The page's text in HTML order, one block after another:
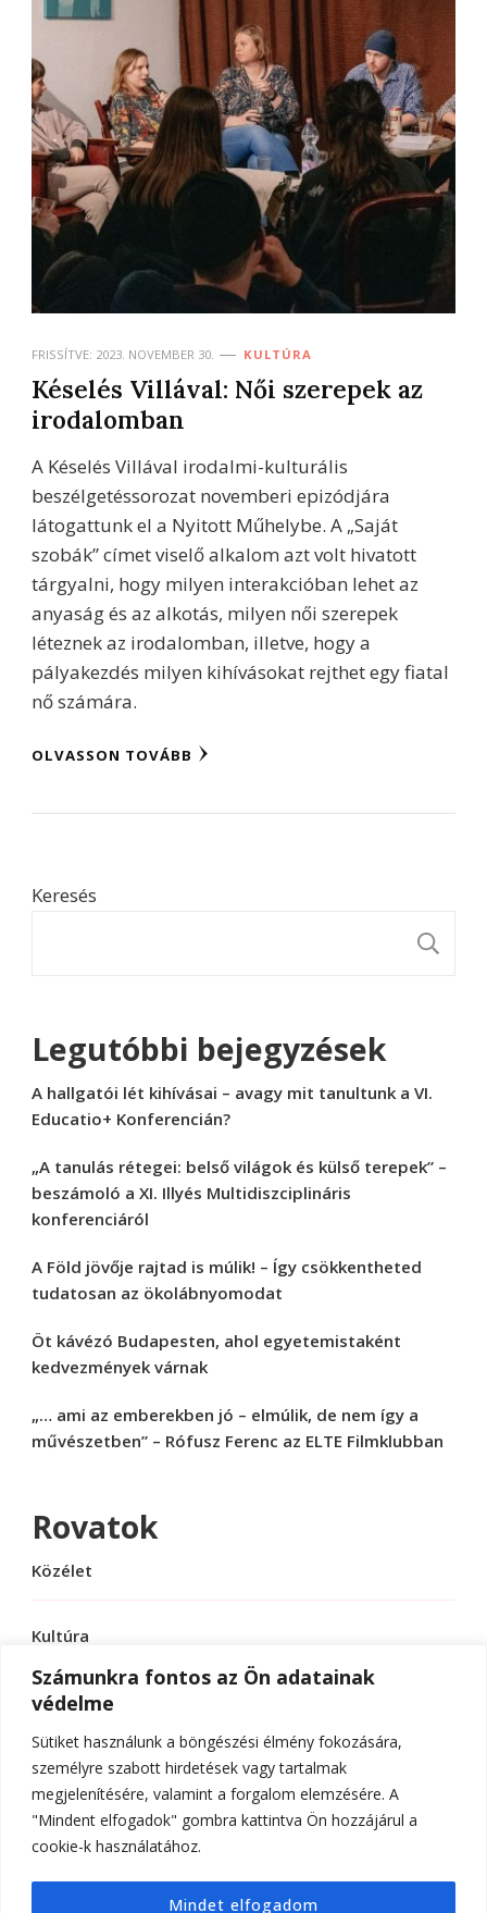
Számunkra fontos az Ön adatainak
védelme
Sütiket használunk a böngészési élmény fokozására,
személyre szabott hirdetések vagy tartalmak
megjelenítésére, valamint a forgalom elemzésére. A
"Mindent elfogadok" gombra kattintva Ön hozzájárul a
cookie-k használatához.
Mindet elfogadom
FRISSÍTVE: 2023. NOVEMBER 30. KULTÚRA
Késelés Villával: Női szerepek az
irodalomban
A Késelés Villával irodalmi-kulturális
beszélgetéssorozat novemberi epizódjára
látogattunk el a Nyitott Műhelybe. A „Saját
szobák” címet viselő alkalom azt volt hivatott
tárgyalni, hogy milyen interakcióban lehet az
anyaság és az alkotás, milyen női szerepek
léteznek az irodalomban, illetve, hogy a
pályakezdés milyen kihívásokat rejthet egy fiatal
nő számára.
OLVASSON TOVÁBB
Keresés
Legutóbbi bejegyzések
A hallgatói lét kihívásai – avagy mit tanultunk a VI.
Educatio+ Konferencián?
„A tanulás rétegei: belső világok és külső terepek” –
beszámoló a XI. Illyés Multidiszciplináris
konferenciáról
A Föld jövője rajtad is múlik! – Így csökkentheted
tudatosan az ökolábnyomodat
Öt kávézó Budapesten, ahol egyetemistaként
kedvezmények várnak
„… ami az emberekben jó – elmúlik, de nem így a
művészetben” – Rófusz Ferenc az ELTE Filmklubban
Rovatok
Közélet
Kultúra
Sport
Tudomány
© Szerzői jog 2026ELTE Online